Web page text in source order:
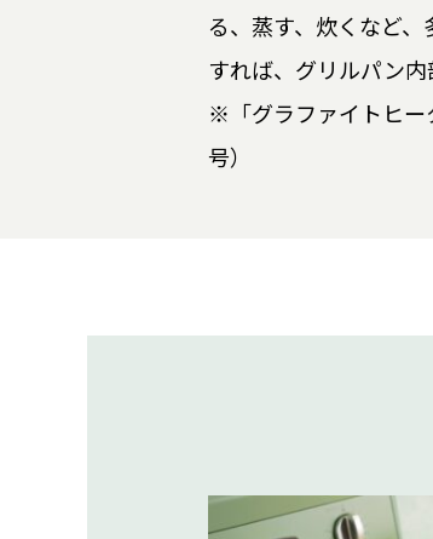
る、蒸す、炊くなど
すれば、グリルパン
※「グラファイトヒー
号）